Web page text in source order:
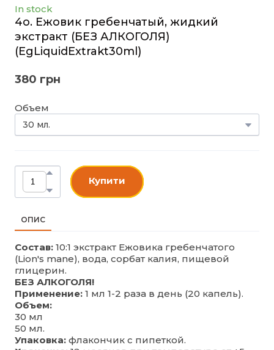
In stock
4o. Ежовик гребенчатый, жидкий
экстракт (БЕЗ АЛКОГОЛЯ)
(EgLiquidExtrakt30ml)
380 грн
Объем
Купити
ОПИС
Состав: 10:1 экстракт Ежовика гребенчатого
(Lion's mane), вода, сорбат калия, пищевой
глицерин.
БЕЗ АЛКОГОЛЯ!
Применение: 1 мл 1-2 раза в день (20 капель).
Объем:
30 мл
50 мл.
Упаковка: флакончик с пипеткой.